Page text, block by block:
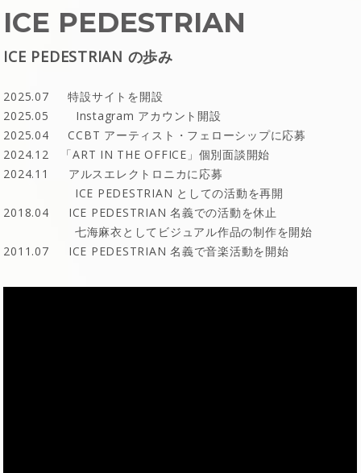
ICE PEDESTRIAN
ICE PEDESTRIAN の歩み
2025.07 特設サイトを開設
2025.05
Instagram アカウント開設
2025.04
CCBT アーティスト・フェローシップに応募
2024.12 「ART IN THE OFFICE」個別面談開始
2024.11 アルスエレクトロニカに応募
ICE PEDESTRIAN としての活動を再開
2018.04 ICE PEDESTRIAN 名義での活動を休止
七海麻衣としてビジュアル作品の制作を開始
2011.07 ICE PEDESTRIAN 名義で音楽活動を開始